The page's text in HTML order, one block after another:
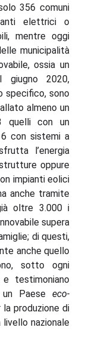
356 comuni
elettrici o
mentre oggi
municipalità
ossia un
2020,
specifico, sono
almeno un
quelli con un
con sistemi a
l’energia
oppure
impianti eolici
anche tramite
oltre 3.000 i
supera
di questi,
anche quello
sotto ogni
testimoniano
Paese eco-
la produzione di
livello nazionale